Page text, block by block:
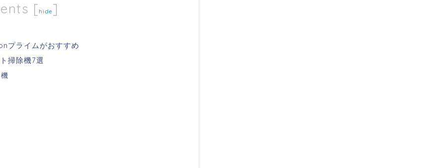
[ hide]
プライムがおすすめ
掃除機7選